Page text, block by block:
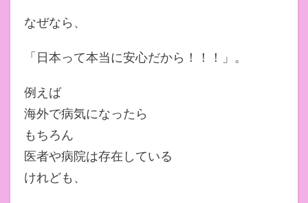
なぜなら、
「日本って本当に安心だから！！！」。
例えば
海外で病気になったら
もちろん
医者や病院は存在している
けれども、